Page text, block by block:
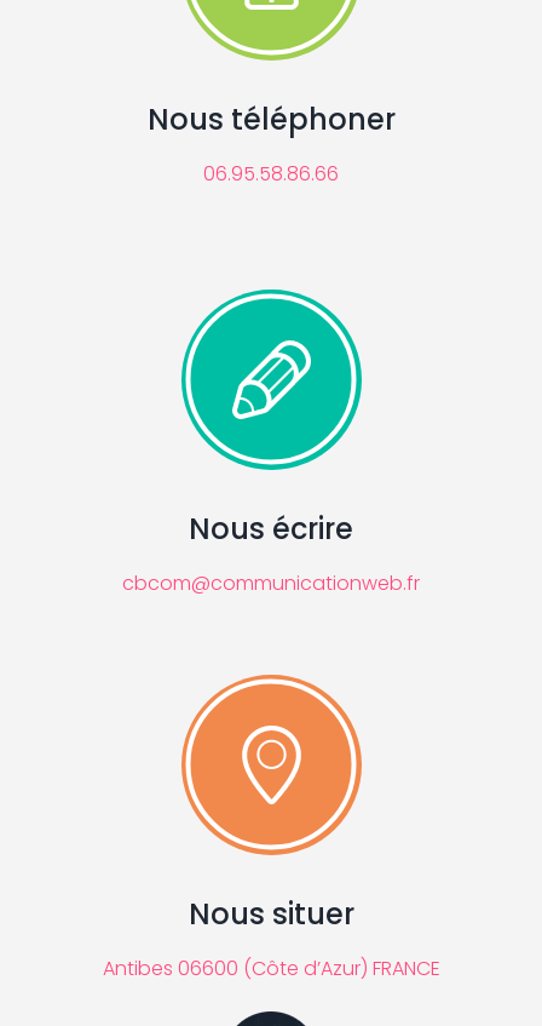
Nous téléphoner
06.95.58.86.66
Nous écrire
cbcom@communicationweb.fr
Nous situer
Antibes 06600 (Côte d’Azur) FRANCE